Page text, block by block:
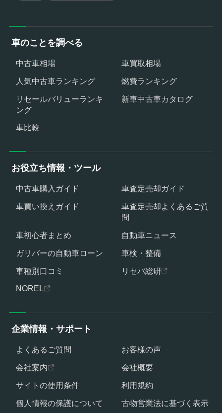
車のことを調べる
中古車相場
車買取相場
人気中古車ランキング
燃費ランキング
リセールバリューランキ
ング
新車中古車カタログ
車比較
お役立ち情報・ツール
中古車購入ガイド
車査定売却ガイド
車買い換えガイド
車査定売却よくあるご質
問
車初心者まとめ
自動車ニュース
ガリバーの自動車ローン
車検・整備
車種別口コミ
リセバ総研
NOREL
企業情報・サポート
よくあるご質問
お客様の声
会社案内
会社概要
サイトの使用条件
利用規約
個人情報の保護について
古物営業法に基づく表示